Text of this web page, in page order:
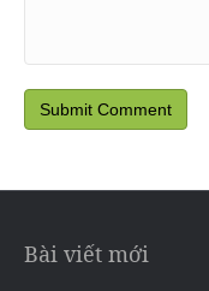
Bài viết mới